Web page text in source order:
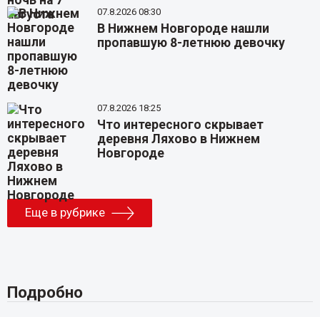
07.8.2026 08:30
В Нижнем Новгороде нашли
пропавшую 8-летнюю девочку
07.8.2026 18:25
Что интересного скрывает
деревня Ляхово в Нижнем
Новгороде
Еще в рубрике
Подробно